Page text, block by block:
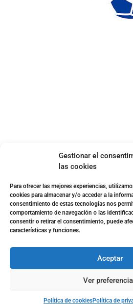
Gestionar el
las cookies
Para ofrecer las mejores experiencias,
cookies para almacenar y/o acceder a la
consentimiento de estas tecnologías nos
comportamiento de navegación o las
consentir o retirar el consentimiento, puede
características y funciones.
Aceptar
Ver
Política de cookiesPolítica de
Página web desarrollada por